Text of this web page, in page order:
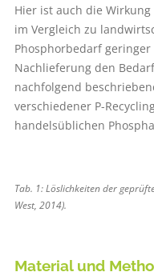
Hier ist auch die
im Vergleich zu
Phosphorbedarf
Nachlieferung den
nachfolgend
verschiedener P-
handelsüblichen
Tab. 1: Löslichkeiten der
West, 2014).
Material und